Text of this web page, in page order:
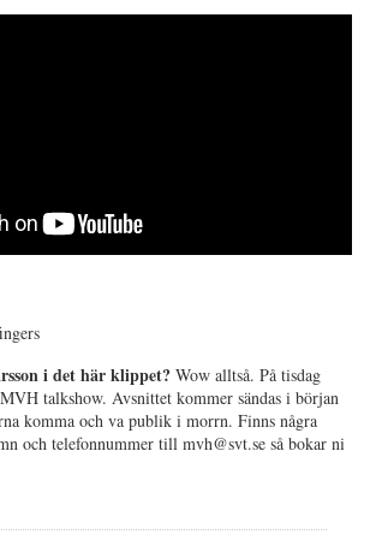
i det här klippet? Wow alltså. På tisdag
talkshow. Avsnittet kommer sändas i början
komma och va publik i morrn. Finns några
och telefonnummer till mvh@svt.se så bokar ni